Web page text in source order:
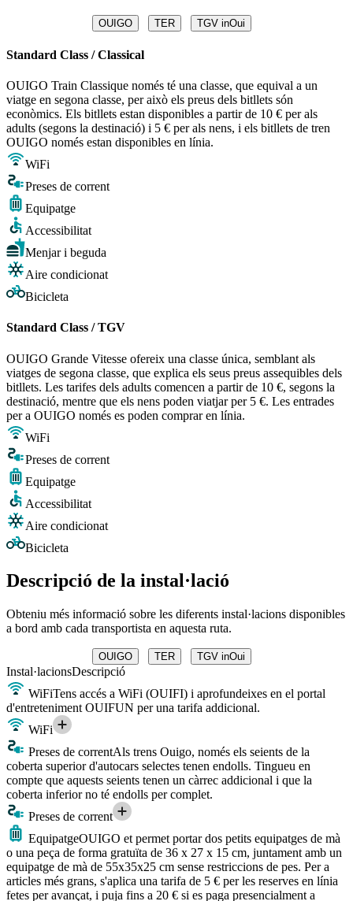
OUIGO TER TGV inOui
Standard Class / Classical
OUIGO Train Classique només té una classe, que equival a un
viatge en segona classe, per això els preus dels bitllets són
econòmics. Els bitllets estan disponibles a partir de 10 € per als
adults (segons la destinació) i 5 € per als nens, i els bitllets de tren
OUIGO només estan disponibles en línia.
WiFi
Preses de corrent
Equipatge
Accessibilitat
Menjar i beguda
Aire condicionat
Bicicleta
Standard Class / TGV
OUIGO Grande Vitesse ofereix una classe única, semblant als
viatges de segona classe, que explica els seus preus assequibles dels
bitllets. Les tarifes dels adults comencen a partir de 10 €, segons la
destinació, mentre que els nens poden viatjar per 5 €. Les entrades
per a OUIGO només es poden comprar en línia.
WiFi
Preses de corrent
Equipatge
Accessibilitat
Aire condicionat
Bicicleta
Descripció de la instal·lació
Obteniu més informació sobre les diferents instal·lacions disponibles
a bord amb cada transportista en aquesta ruta.
OUIGO TER TGV inOui
Instal·lacionsDescripció
WiFiTens accés a WiFi (OUIFI) i aprofundeixes en el portal
d'entreteniment OUIFUN per una tarifa addicional.
WiFi
Preses de correntAls trens Ouigo, només els seients de la
coberta superior d'autocars selectes tenen endolls. Tingueu en
compte que aquests seients tenen un càrrec addicional i que la
coberta inferior no té endolls per complet.
Preses de corrent
EquipatgeOUIGO et permet portar dos petits equipatges de mà
o una peça de forma gratuïta de 36 x 27 x 15 cm, juntament amb un
equipatge de mà de 55x35x25 cm sense restriccions de pes. Per a
articles més grans, s'aplica una tarifa de 5 € per les reserves en línia
fetes per avançat, i puja fins a 20 € si es paga presencialment a